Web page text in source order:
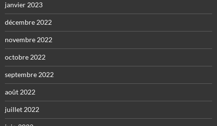
janvier 2023
décembre 2022
novembre 2022
octobre 2022
septembre 2022
août 2022
juillet 2022